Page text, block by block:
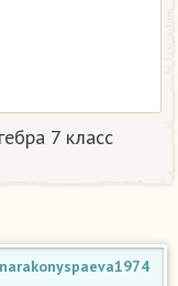
7 класс